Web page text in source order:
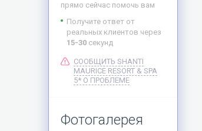
прямо сейчас помочь вам
Получите ответ от
реальных клиентов через
15-30 секунд
СООБЩИТЬ SHANTI
MAURICE RESORT & SPA
5* О ПРОБЛЕМЕ
Фотогалерея